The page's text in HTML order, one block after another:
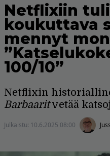
Netflixiin
koukuttava
mennyt
100/10”
Netflixin
Barbaaritvetää
Julkaistu: 10.6.2025 08:00